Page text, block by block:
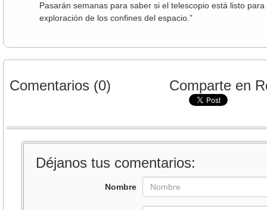
Pasarán semanas para saber si el telescopio está listo
exploración de los confines del espacio.”
Comentarios (0) Comparte en
Déjanos tus comentarios:
Nombre